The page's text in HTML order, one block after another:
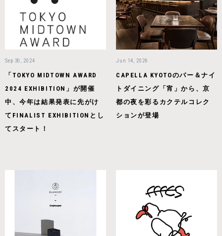
Sep 30, 2024
「TOKYO MIDTOWN AWARD
2024 EXHIBITION」が開催
中、今年は結果発表に先がけ
てFINALIST EXHIBITIONとし
てスタート！
Jun 14, 2026
CAPELLA KYOTOのバー＆ナイ
トダイニング「宵」から、京
都の夜を彩るカクテルコレク
ションが登場